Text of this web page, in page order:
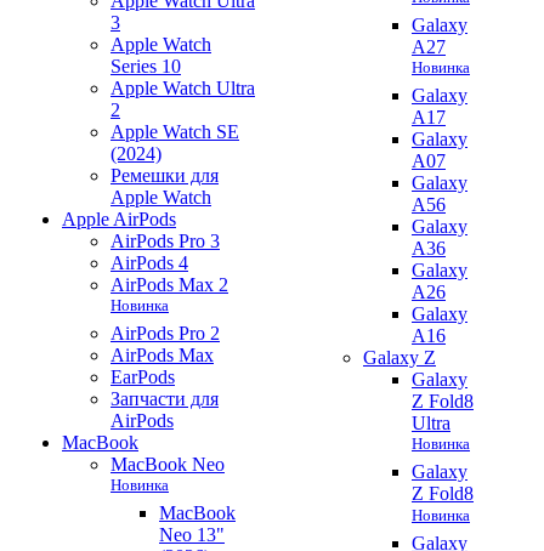
3
Apple Watch
Series 10
Apple Watch Ultra
2
Apple Watch SE
(2024)
Ремешки для
Apple Watch
Apple AirPods
AirPods Pro 3
AirPods 4
AirPods Max 2
Новинка
AirPods Pro 2
AirPods Max
EarPods
Запчасти для
AirPods
MacBook
MacBook Neo
Новинка
MacBook
Neo 13"
Galaxy
A27
Новинка
Galaxy
A17
Galaxy
A07
Galaxy
A56
Galaxy
A36
Galaxy
A26
Galaxy
A16
Galaxy Z
Galaxy
Z Fold8
Ultra
Новинка
Galaxy
Z Fold8
Новинка
Galaxy